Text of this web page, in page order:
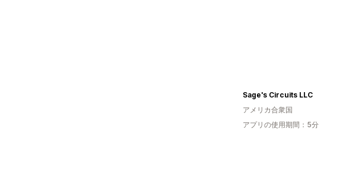
Sage's Circuits LLC
アメリカ合衆国
アプリの使用期間：5分